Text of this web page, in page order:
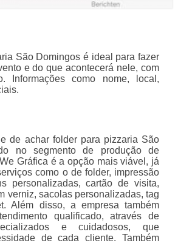
São Domingos é ideal para fazer
e do que acontecerá nele, com
Informações como nome, local,
de achar folder para pizzaria São
no segmento de produção de
Gráfica é a opção mais viável, já
como o de folder, impressão
personalizadas, cartão de visita,
verniz, sacolas personalizadas, tag
Além disso, a empresa também
qualificado, através de
e cuidadosos, que
de cada cliente. Também